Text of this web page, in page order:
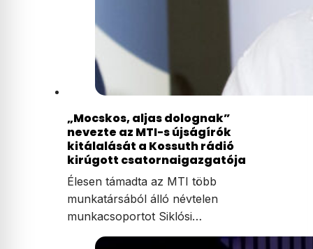
„Mocskos, aljas dolognak”
nevezte az MTI-s újságírók
kitálalását a Kossuth rádió
kirúgott csatornaigazgatója
Élesen támadta az MTI több
munkatársából álló névtelen
munkacsoportot Siklósi…